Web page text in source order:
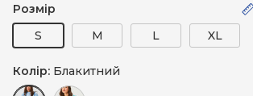
Розмір
S
M L XL
Колір: Блакитний